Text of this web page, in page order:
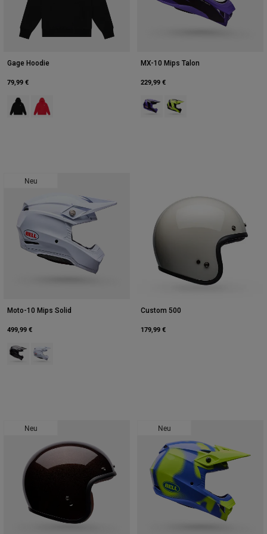
Gage Hoodie
79,99 €
Product swatch type of Schwarz.
Product swatch type of Rot.
MX-10 Mips Talon
229,99 €
Product swatch type of Lila.
Product swatch type of
Neu
Moto-10 Mips Solid
499,99 €
Product swatch type of Mattes Schwarz.
Product swatch type of Weiß.
Custom 500
179,99 €
Neu Neu